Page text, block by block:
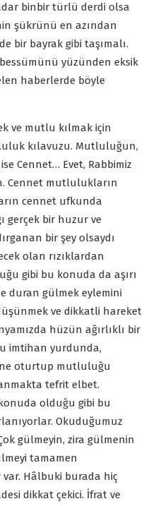
binbir türlü derdi olsa
şükrünü en azından
bir bayrak gibi taşımalı.
yüzünden eksik
haberlerde böyle
ve mutlu kılmak için
kılavuzu. Mutluluğun,
Cennet… Evet, Rabbimiz
Cennet mutlulukların
cennet ufkunda
gerçek bir huzur ve
bir şey olsaydı
olan rızıklardan
gibi bu konuda da aşırı
duran gülmek eylemini
ve dikkatli hareket
hüzün ağırlıklı bir
imtihan yurdunda,
oturtup mutluluğu
tefrit elbet.
olduğu gibi bu
Okuduğumuz
gülmeyin, zira gülmenin
tamamen
Hâlbuki burada hiç
dikkat çekici. İfrat ve